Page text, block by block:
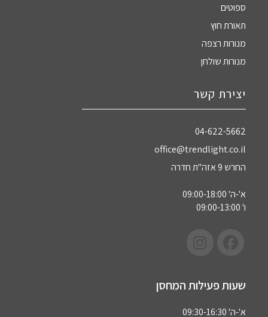
ספוטים
תאורת חוץ
מנורות רצפה
מנורות שולחן
יצירת קשר
04-622-5662‏
office@trendlight.co.il
החרש 9 אזה"ת חדרה
א'-ה' 09:00-18:00
ו' 09:00-13:00
שעות פעילות המחסן
א'-ה' 09:30-16:30